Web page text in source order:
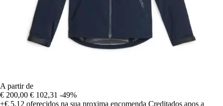
A partir de
€ 200,00 € 102,31 -49%
+€ 5,12 oferecidos na sua proxima encomenda Creditados apos a